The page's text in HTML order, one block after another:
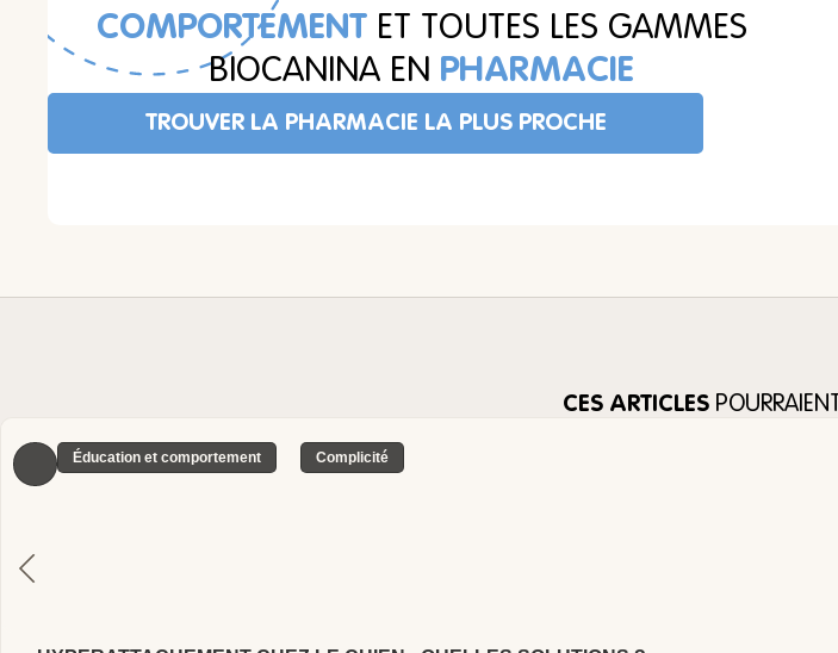
COMPORTEMENT ET TOUTES LES GAMMES
BIOCANINA EN PHARMACIE
TROUVER LA PHARMACIE LA PLUS PROCHE
CES ARTICLES POURRAIENT
Éducation et comportement Complicité